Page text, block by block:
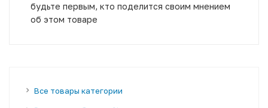
будьте первым, кто поделится своим мнением
об этом товаре
Все товары категории